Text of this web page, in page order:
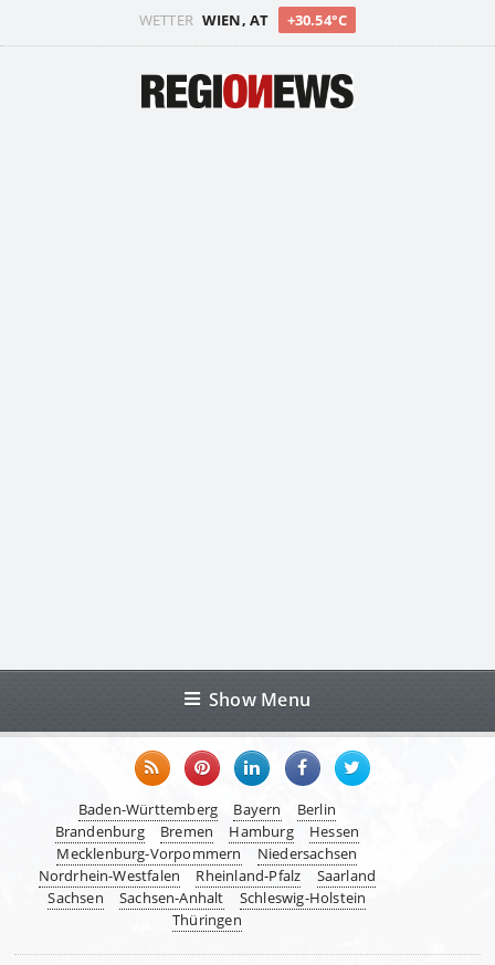
WETTER WIEN, AT +30.54°C
Show Menu
Baden-Württemberg Bayern
Berlin
Brandenburg
Bremen Hamburg
Hessen
Mecklenburg-Vorpommern
Niedersachsen
Nordrhein-Westfalen
Rheinland-Pfalz
Saarland
Sachsen
Sachsen-Anhalt
Schleswig-Holstein
Thüringen